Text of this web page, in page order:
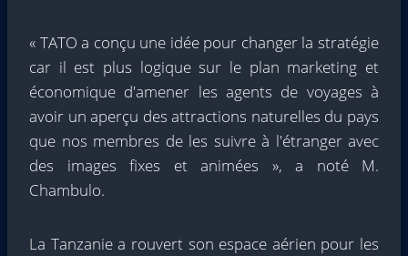
« TATO a conçu une idée pour changer la stratégie
car il est plus logique sur le plan marketing et
économique d'amener les agents de voyages à
avoir un aperçu des attractions naturelles du pays
que nos membres de les suivre à l'étranger avec
des images fixes et animées », a noté M.
Chambulo.
La Tanzanie a rouvert son espace aérien pour les